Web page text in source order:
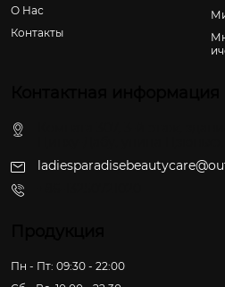
О Hас
Контакты
Пн - Пт: 09:30 - 22:00